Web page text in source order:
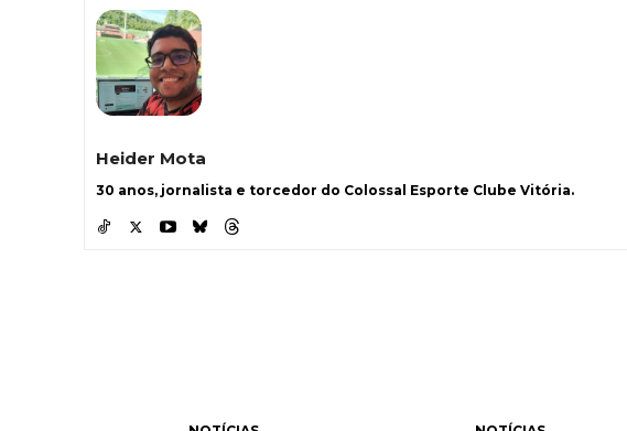
Heider Mota
30 anos, jornalista e torcedor do Colossal Esporte Clube Vitória.